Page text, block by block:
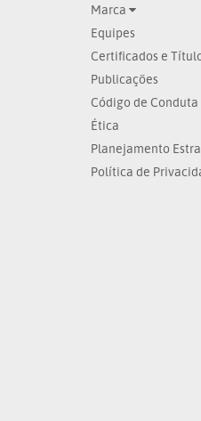
Marca
Equipes
Certificados e
Publicações
Código de Conduta
Ética
Planejamento
Política de